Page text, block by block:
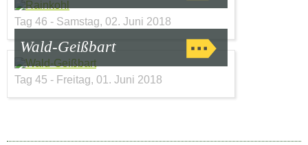
Tag 46 - Samstag, 02. Juni 2018
Wald-Geißbart
Tag 45 - Freitag, 01. Juni 2018